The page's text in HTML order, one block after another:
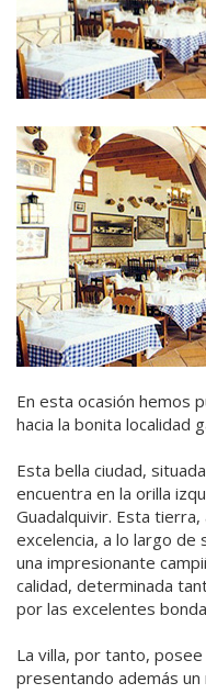
En esta ocasión hemos
hacia la bonita localidad
Esta bella ciudad,
encuentra en la orilla
Guadalquivir. Esta
excelencia, a lo largo de
una impresionante
calidad, determinada
por las excelentes
La villa, por tanto,
presentando además